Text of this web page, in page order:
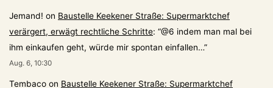
Jemand! on Baustelle Keekener Straße: Supermarktchef
verärgert, erwägt rechtliche Schritte: “@6 indem man mal bei
ihm einkaufen geht, würde mir spontan einfallen…”
Aug. 6, 10:30
Tembaco on Baustelle Keekener Straße: Supermarktchef